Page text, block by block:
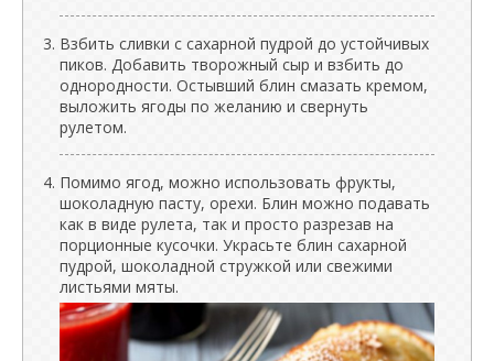
Взбить сливки с сахарной пудрой до устойчивых
пиков. Добавить творожный сыр и взбить до
однородности. Остывший блин смазать кремом,
выложить ягоды по желанию и свернуть
рулетом.
Помимо ягод, можно использовать фрукты,
шоколадную пасту, орехи. Блин можно подавать
как в виде рулета, так и просто разрезав на
порционные кусочки. Украсьте блин сахарной
пудрой, шоколадной стружкой или свежими
листьями мяты.